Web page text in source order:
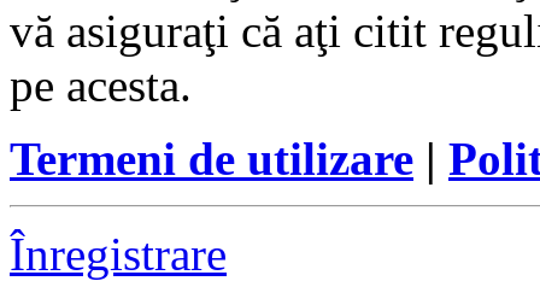
vă asiguraţi că aţi citit
pe acesta.
Termeni de utilizare |
Înregistrare